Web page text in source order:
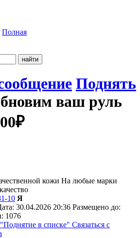
Полная
Поднять
ваш руль
кожи На любые марки
10 Я
30.04.2026 20:36 Размещено до:
1076
"Поднятие в списке" Связаться с